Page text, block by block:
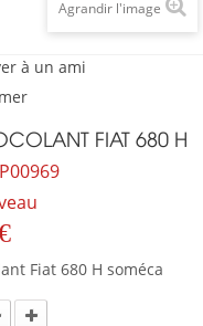
Agrandir l'image
à un ami
FIAT 680 H
Fiat 680 H soméca